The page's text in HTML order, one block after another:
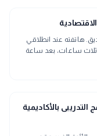
هاتفته عند انطلاقي
ثلاث ساعات، بعد ساعة
التدريبى بالأكاديمية